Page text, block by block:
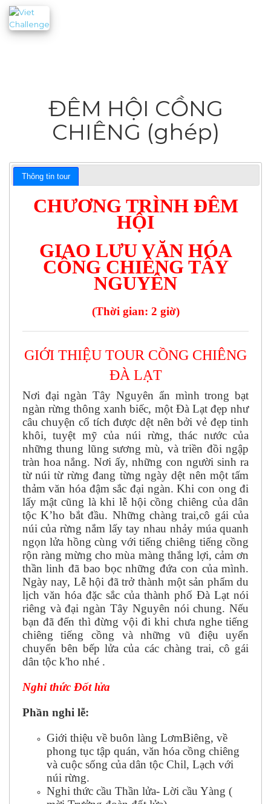
ĐÊM HỘI CỒNG
CHIÊNG (ghép)
Thông tin tour
CHƯƠNG TRÌNH ĐÊM
HỘI
GIAO LƯU VĂN HÓA
CỒNG CHIÊNG TÂY
NGUYÊN
(Thời gian: 2 giờ)
GIỚI THIỆU TOUR CỒNG CHIÊNG
ĐÀ LẠT
Nơi đại ngàn Tây Nguyên ẩn mình trong bạt
ngàn rừng thông xanh biếc, một Đà Lạt đẹp như
câu chuyện cổ tích được dệt nên bởi vẻ đẹp tinh
khôi, tuyệt mỹ của núi rừng, thác nước của
những thung lũng sương mù, và triền đồi ngập
tràn hoa nắng. Nơi ấy, những con người sinh ra
từ núi từ rừng đang từng ngày dệt nên một tấm
thảm văn hóa đậm sắc đại ngàn. Khi con ong đi
lấy mật cũng là khi lễ hội cồng chiêng của dân
tộc K’ho bắt đầu. Những chàng trai,cô gái của
núi của rừng nắm lấy tay nhau nhảy múa quanh
ngọn lửa hồng cùng với tiếng chiêng tiếng cồng
rộn ràng mừng cho mùa màng thắng lợi, cảm ơn
thần linh đã bao bọc những đứa con của mình.
Ngày nay, Lễ hội đã trở thành một sản phẩm du
lịch văn hóa đặc sắc của thành phố Đà Lạt nói
riêng và đại ngàn Tây Nguyên nói chung. Nếu
bạn đã đến thì đừng vội đi khi chưa nghe tiếng
chiêng tiếng cồng và những vũ điệu uyển
chuyển bên bếp lửa của các chàng trai, cô gái
dân tộc k'ho nhé .
Nghi thức Đốt lửa
Phần nghi lễ:
Giới thiệu về buôn làng LơmBiêng, về
phong tục tập quán, văn hóa cồng chiêng
và cuộc sống của dân tộc Chil, Lạch với
núi rừng.
Nghi thức cầu Thần lửa- Lời cầu Yàng (